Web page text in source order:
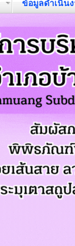
ข้อมูลดำเนิน